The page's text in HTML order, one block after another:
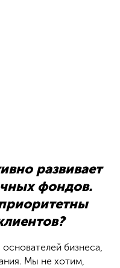
развивает
фондов.
бизнеса,
Мы не хотим,